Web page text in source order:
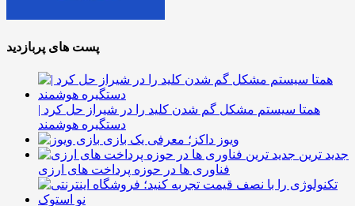
پست های پربازدید
همتا سیستم مشکل گم شدن کلید را در شیراز حل کرد |
دستگیره هوشمند
ویوز داکز؛ معرفی یک بازی
جدید ترین
فناوری ها در حوزه پرداخت های ارزی